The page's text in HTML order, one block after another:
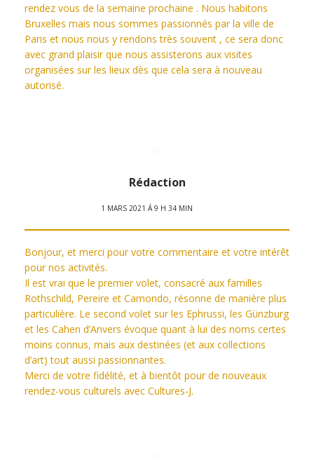
rendez vous de la semaine prochaine . Nous habitons
Bruxelles mais nous sommes passionnés par la ville de
Paris et nous nous y rendons très souvent , ce sera donc
avec grand plaisir que nous assisterons aux visites
organisées sur les lieux dès que cela sera à nouveau
autorisé.
Rédaction
1 MARS 2021 Á 9 H 34 MIN
Bonjour, et merci pour votre commentaire et votre intérêt
pour nos activités.
Il est vrai que le premier volet, consacré aux familles
Rothschild, Pereire et Camondo, résonne de manière plus
particulière. Le second volet sur les Ephrussi, les Günzburg
et les Cahen d’Anvers évoque quant à lui des noms certes
moins connus, mais aux destinées (et aux collections
d’art) tout aussi passionnantes.
Merci de votre fidélité, et à bientôt pour de nouveaux
rendez-vous culturels avec Cultures-J.